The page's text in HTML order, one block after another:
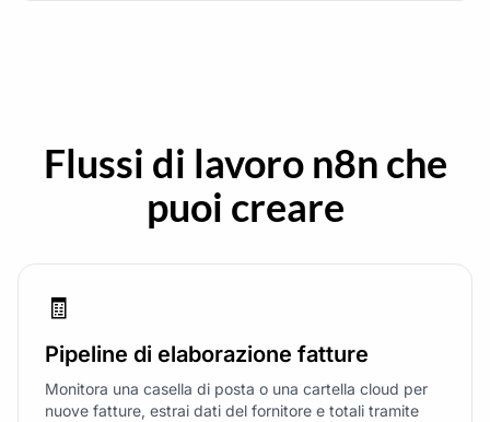
Flussi di lavoro n8n che
puoi creare
🧾
Pipeline di elaborazione fatture
Monitora una casella di posta o una cartella cloud per
nuove fatture, estrai dati del fornitore e totali tramite